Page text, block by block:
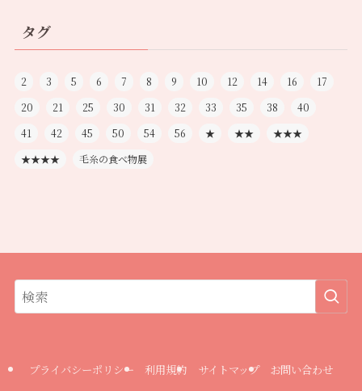
タグ
2 3 5 6 7 8 9 10 12 14 16
17
20
21 25 30 31 32 33 35 38
40
41
42 45 50 54 56 ★ ★★
★★★
★★★★
毛糸の食べ物展
プライバシーポリシー 利用規約 サイトマップ お問い合わせ